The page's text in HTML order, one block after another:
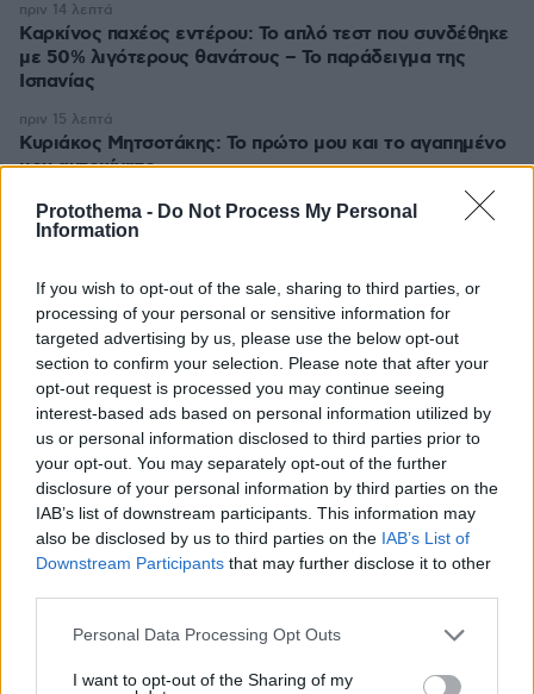
Protothema - Do Not Process My Personal
Information
If you wish to opt-out of the sale, sharing to third parties, or
processing of your personal or sensitive information for
targeted advertising by us, please use the below opt-out
section to confirm your selection. Please note that after your
opt-out request is processed you may continue seeing
interest-based ads based on personal information utilized by
us or personal information disclosed to third parties prior to
your opt-out. You may separately opt-out of the further
disclosure of your personal information by third parties on the
IAB’s list of downstream participants. This information may
also be disclosed by us to third parties on the IAB’s List of
Downstream Participants that may further disclose it to other
Please note that this website/app uses one or more Google
not limited to your visit or usage behaviour. You may click to
Personal Data Processing Opt Outs
I want to opt-out of the Sharing of my
Καρκίνος παχέος εντέρου: Το απλό τεστ που συνδέθηκε
με 50% λιγότερους θανάτους – Το παράδειγμα της
Ισπανίας
πριν 14 λεπτά
Κυριάκος Μητσοτάκης: Το πρώτο μου και το αγαπημένο
μου αυτοκίνητο
πριν 15 λεπτά
Όταν η θωρακισμένη BMW δεν κατάφερε να
πριν 15 λεπτά
Δείτε ποια είναι τα επικίνδυνα μέρη που κρύβεται μια
γάτα μέσα στο σπίτι
πριν 15 λεπτά
Χέρι χέρι στη Μύκονο η Katy Perry και ο Justin Trudeau
ΔΕΙΤΕ ΟΛΕΣ ΤΙΣ ΕΙΔΗΣΕΙΣ
ΤΑ ΠΙΟ ΔΗΜΟΦΙΛΗ